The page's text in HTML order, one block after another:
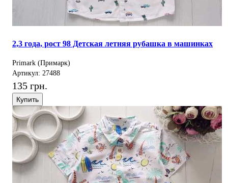
2,3 года, рост 98 Детская летняя рубашка в машинках
Primark (Примарк)
Артикул: 27488
135 грн.
Купить